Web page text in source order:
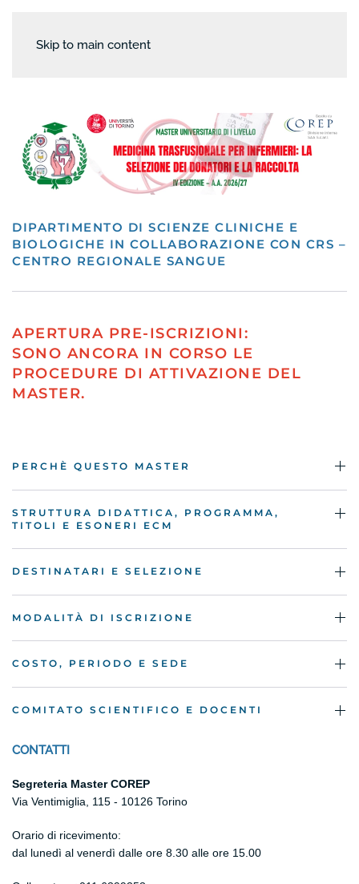
Skip to main content
DIPARTIMENTO DI SCIENZE CLINICHE E
BIOLOGICHE IN COLLABORAZIONE CON CRS –
CENTRO REGIONALE SANGUE
APERTURA PRE-ISCRIZIONI:
SONO ANCORA IN CORSO LE
PROCEDURE DI ATTIVAZIONE DEL
MASTER.
PERCHÈ QUESTO MASTER
STRUTTURA DIDATTICA, PROGRAMMA,
TITOLI E ESONERI ECM
DESTINATARI E SELEZIONE
MODALITÀ DI ISCRIZIONE
COSTO, PERIODO E SEDE
COMITATO SCIENTIFICO E DOCENTI
CONTATTI
Segreteria Master COREP
Via Ventimiglia, 115 - 10126 Torino
Orario di ricevimento:
dal lunedì al venerdì dalle ore 8.30 alle ore 15.00